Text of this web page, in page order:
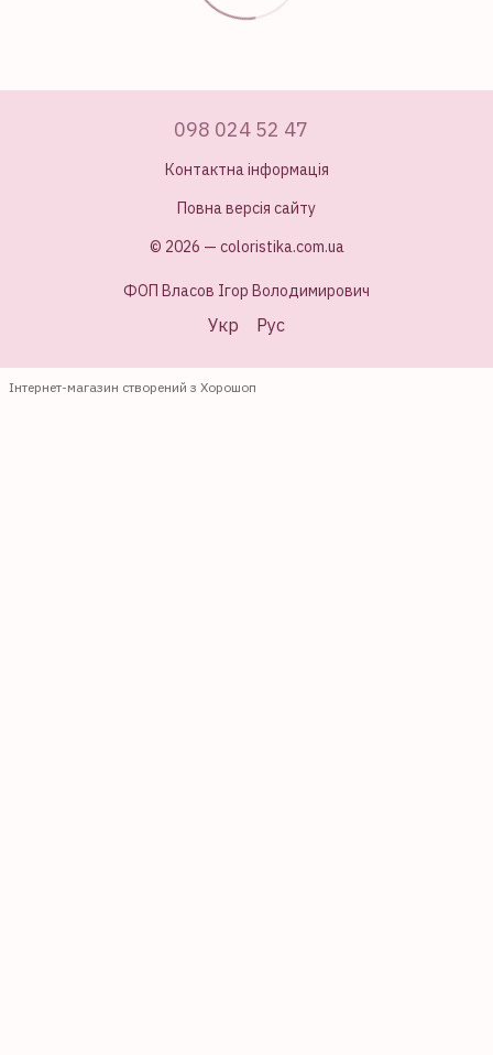
098 024 52 47
Контактна інформація
Повна версія сайту
© 2026 — coloristika.com.ua
ФОП Власов Ігор Володимирович
Укр Рус
Інтернет-магазин створений з Хорошоп